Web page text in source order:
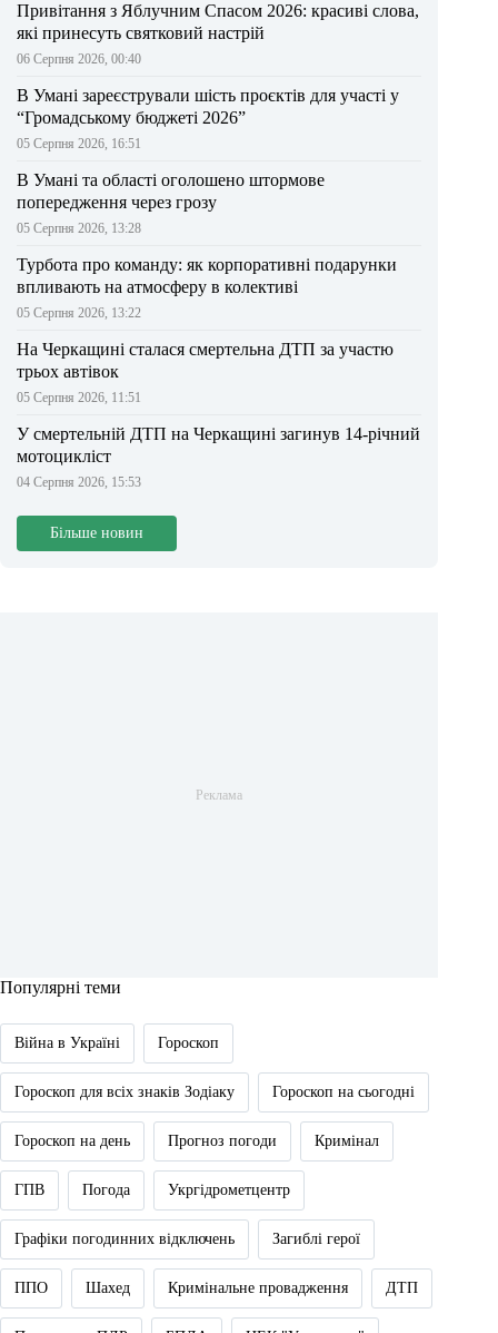
Привітання з Яблучним Спасом 2026: красиві слова,
які принесуть святковий настрій
06 Серпня 2026, 00:40
В Умані зареєстрували шість проєктів для участі у
“Громадському бюджеті 2026”
05 Серпня 2026, 16:51
В Умані та області оголошено штормове
попередження через грозу
05 Серпня 2026, 13:28
Турбота про команду: як корпоративні подарунки
впливають на атмосферу в колективі
05 Серпня 2026, 13:22
На Черкащині сталася смертельна ДТП за участю
трьох автівок
05 Серпня 2026, 11:51
У смертельній ДТП на Черкащині загинув 14-річний
мотоцикліст
04 Серпня 2026, 15:53
Більше новин
Популярні теми
Війна в Україні Гороскоп
Гороскоп для всіх знаків Зодіаку Гороскоп на сьогодні
Гороскоп на день Прогноз погоди Кримінал
ГПВ Погода Укргідрометцентр
Графіки погодинних відключень Загиблі герої
ППО Шахед Кримінальне провадження ДТП